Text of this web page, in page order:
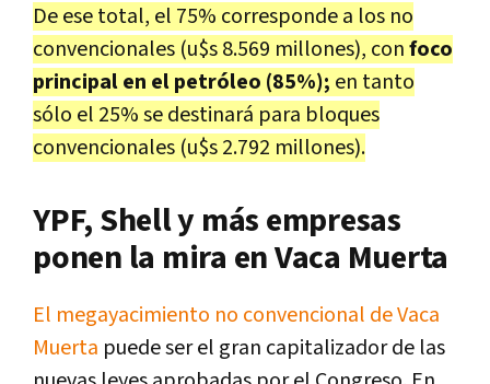
De ese total, el 75% corresponde a los no
convencionales (u$s 8.569 millones), confoco
principal en el petróleo (85%); en tanto
sólo el 25% se destinará para bloques
convencionales (u$s 2.792 millones).
YPF, Shell y más empresas
ponen la mira en Vaca Muerta
El megayacimiento no convencional de Vaca
Muerta puede ser el gran capitalizador de las